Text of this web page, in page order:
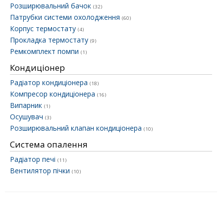
Розширювальний бачок (32)
Патрубки системи охолодження (60)
Корпус термостату (4)
Прокладка термостату (9)
Ремкомплект помпи (1)
Кондиціонер
Радіатор кондиціонера (18)
Компресор кондиціонера (16)
Випарник (1)
Осушувач (3)
Розширювальний клапан кондиціонера (10)
Система опалення
Радіатор печі (11)
Вентилятор пічки (10)